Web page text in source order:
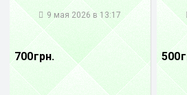
9 мая 2026 в 13:17
700 грн. 500